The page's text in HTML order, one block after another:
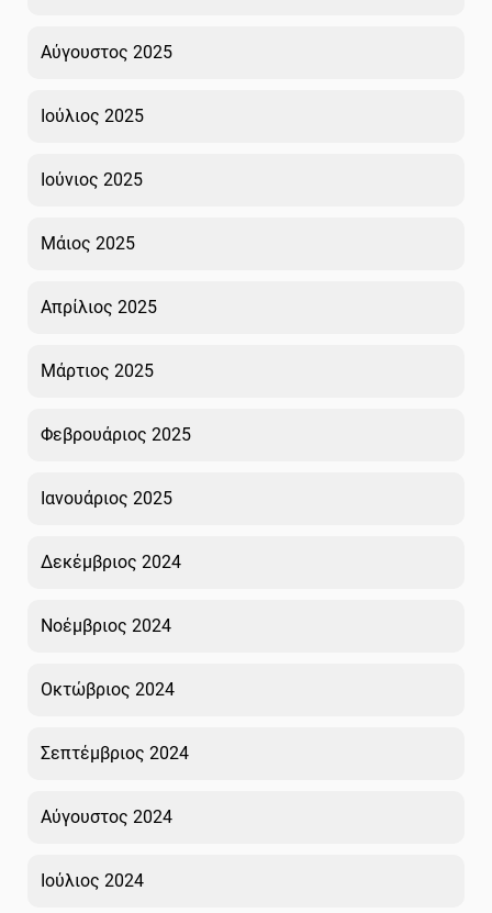
Αύγουστος 2025
Ιούλιος 2025
Ιούνιος 2025
Μάιος 2025
Απρίλιος 2025
Μάρτιος 2025
Φεβρουάριος 2025
Ιανουάριος 2025
Δεκέμβριος 2024
Νοέμβριος 2024
Οκτώβριος 2024
Σεπτέμβριος 2024
Αύγουστος 2024
Ιούλιος 2024